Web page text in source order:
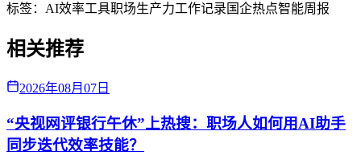
标签： AI效率工具职场生产力工作记录 国企热点智能周报
相关推荐
2026年08月07日
“央视网评银行午休”上热搜：职场人如何用AI助手
同步迭代效率技能？